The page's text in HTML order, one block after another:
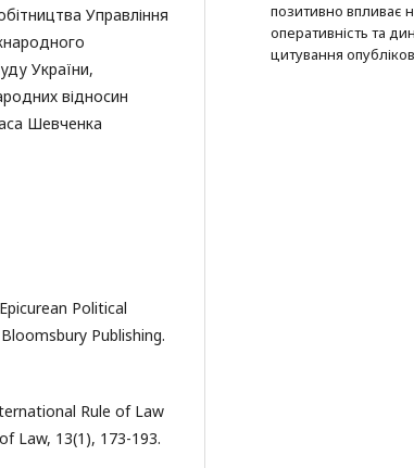
Управління
України,
відносин
Шевченка
Political
Publishing.
Rule of Law
Law, 13(1), 173-193.
позитивно впливає
оперативність та
цитування